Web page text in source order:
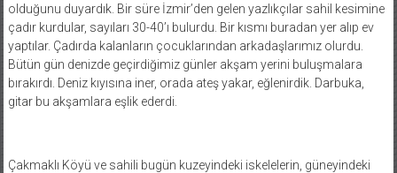
olduğunu duyardık. Bir süre İzmir’den gelen yazlıkçılar sahil kesimine
çadır kurdular, sayıları 30-40’ı bulurdu. Bir kısmı buradan yer alıp ev
yaptılar. Çadırda kalanların çocuklarından arkadaşlarımız olurdu.
Bütün gün denizde geçirdiğimiz günler akşam yerini buluşmalara
bırakırdı. Deniz kıyısına iner, orada ateş yakar, eğlenirdik. Darbuka,
gitar bu akşamlara eşlik ederdi.
Çakmaklı Köyü ve sahili bugün kuzeyindeki iskelelerin, güneyindeki